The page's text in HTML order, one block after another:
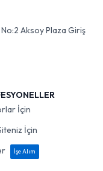
Aksoy Plaza Giriş
İçin
İçin
İşe Alım